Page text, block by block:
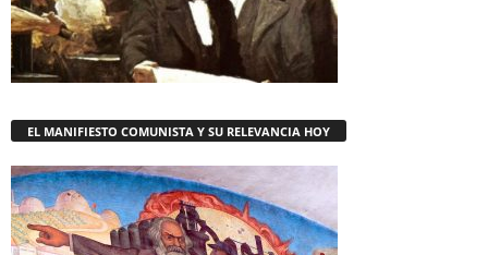
EL MANIFIESTO COMUNISTA Y SU RELEVANCIA HOY